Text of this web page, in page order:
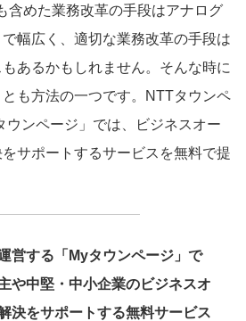
含めた業務改革の手段はアナログ
幅広く、適切な業務改革の手段は
あるかもしれません。そんな時に
も方法の一つです。NTTタウンペ
ウンページ」では、ビジネスオー
サポートするサービスを無料で提
営する「Myタウンページ」で
や中堅・中小企業のビジネスオ
決をサポートする無料サービス